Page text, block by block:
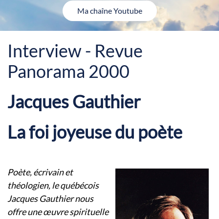
Ma chaîne Youtube
Interview - Revue
Panorama 2000
Jacques Gauthier
La foi joyeusedu poète
Poète, écrivain et
théologien, le québécois
Jacques Gauthier nous
offre une œuvre spirituelle